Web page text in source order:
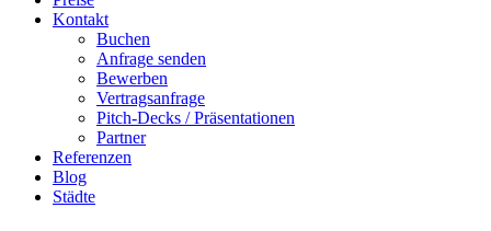
Kontakt
Buchen
Anfrage senden
Bewerben
Vertragsanfrage
Pitch-Decks / Präsentationen
Partner
Referenzen
Blog
Städte